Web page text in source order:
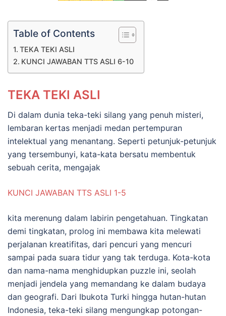
Table of Contents
TEKA TEKI ASLI
KUNCI JAWABAN TTS ASLI 6-10
TEKA TEKI ASLI
Di dalam dunia teka-teki silang yang penuh misteri,
lembaran kertas menjadi medan pertempuran
intelektual yang menantang. Seperti petunjuk-petunjuk
yang tersembunyi, kata-kata bersatu membentuk
sebuah cerita, mengajak
KUNCI JAWABAN TTS ASLI 1-5
kita merenung dalam labirin pengetahuan. Tingkatan
demi tingkatan, prolog ini membawa kita melewati
perjalanan kreatifitas, dari pencuri yang mencuri
sampai pada suara tidur yang tak terduga. Kota-kota
dan nama-nama menghidupkan puzzle ini, seolah
menjadi jendela yang memandang ke dalam budaya
dan geografi. Dari Ibukota Turki hingga hutan-hutan
Indonesia, teka-teki silang mengungkap potongan-